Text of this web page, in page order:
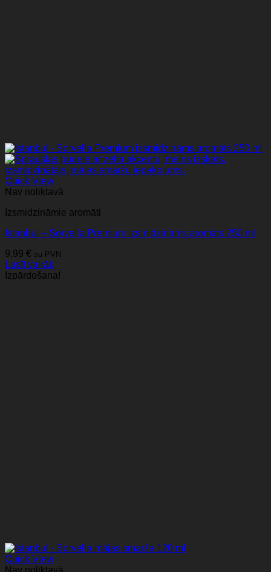
Quick View
Nav noliktavā
Izsmidzināmie aromāti
Istanbul – Sorvella Premium izsmidzināms aromāts 250 ml
9,99 € su PVN
Lasīt vairāk
Izpārdošana!
Quick View